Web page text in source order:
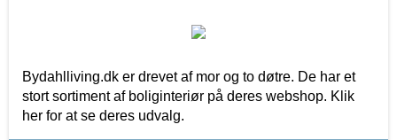
Bydahlliving.dk er drevet af mor og to døtre. De har et
stort sortiment af boliginteriør på deres webshop. Klik
her for at se deres udvalg.